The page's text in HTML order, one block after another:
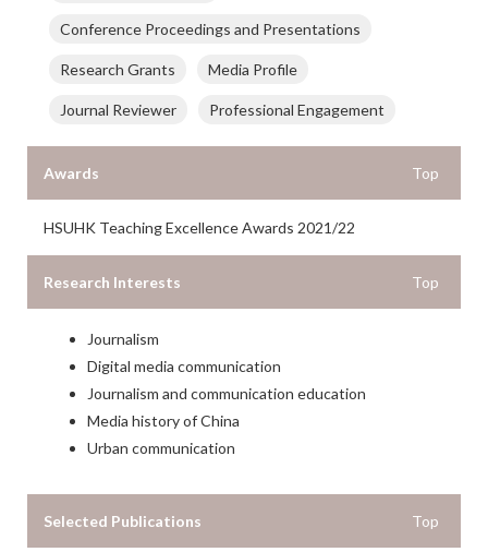
Conference Proceedings and Presentations
Research Grants Media Profile
Journal Reviewer Professional Engagement
Top
Awards
HSUHK Teaching Excellence Awards 2021/22
Top
Research Interests
Journalism
Digital media communication
Journalism and communication education
Media history of China
Urban communication
Top
Selected Publications